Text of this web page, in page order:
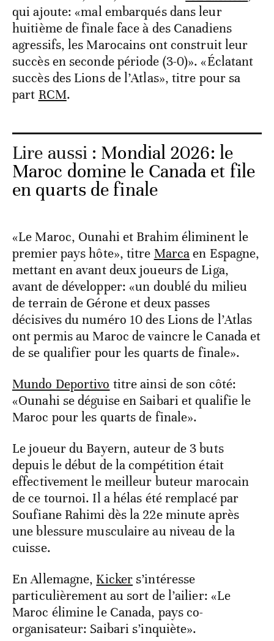
qui ajoute: «mal embarqués dans leur
huitième de finale face à des Canadiens
agressifs, les Marocains ont construit leur
succès en seconde période (3-0)». «Éclatant
succès des Lions de l’Atlas», titre pour sa
part RCM.
Lire aussi : Mondial 2026: le
Maroc domine le Canada et file
en quarts de finale
«Le Maroc, Ounahi et Brahim éliminent le
premier pays hôte», titre Marcaen Espagne,
mettant en avant deux joueurs de Liga,
avant de développer: «un doublé du milieu
de terrain de Gérone et deux passes
décisives du numéro 10 des Lions de l’Atlas
ont permis au Maroc de vaincre le Canada et
de se qualifier pour les quarts de finale».
Mundo Deportivo titre ainsi de son côté:
«Ounahi se déguise en Saibari et qualifie le
Maroc pour les quarts de finale».
Le joueur du Bayern, auteur de 3 buts
depuis le début de la compétition était
effectivement le meilleur buteur marocain
de ce tournoi. Il a hélas été remplacé par
Soufiane Rahimi dès la 22e minute après
une blessure musculaire au niveau de la
cuisse.
En Allemagne, Kicker s’intéresse
particulièrement au sort de l’ailier: «Le
Maroc élimine le Canada, pays co-
organisateur: Saibari s’inquiète».